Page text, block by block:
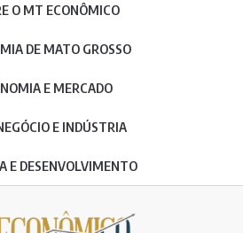
O MT ECONÔMICO
DE MATO GROSSO
E MERCADO
E INDÚSTRIA
E DESENVOLVIMENTO